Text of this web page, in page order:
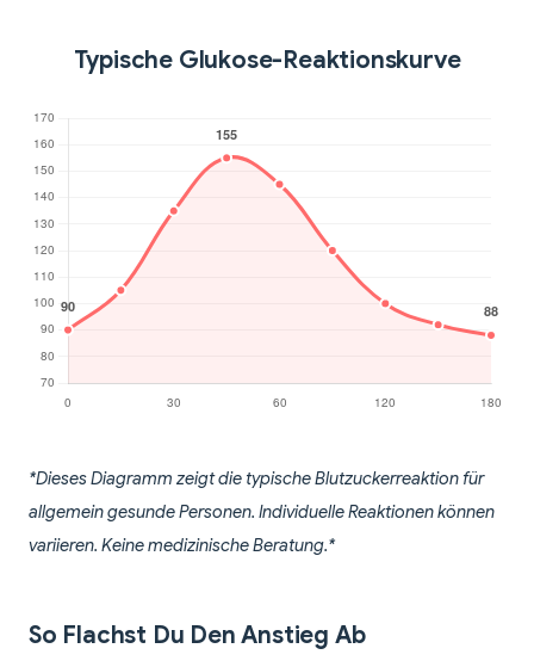
Typische Glukose-Reaktionskurve
*Dieses Diagramm zeigt die typische Blutzuckerreaktion für
allgemein gesunde Personen. Individuelle Reaktionen können
variieren. Keine medizinische Beratung.*
So Flachst Du Den Anstieg Ab